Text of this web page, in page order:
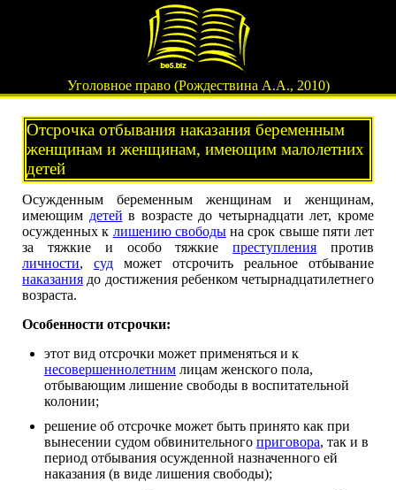
Уголовное право (Рождествина А.А., 2010)
Отсрочка отбывания наказания беременным
женщинам и женщинам, имеющим малолетних
детей
Осужденным беременным женщинам и женщинам,
имеющим детей в возрасте до четырнадцати лет, кроме
осужденных к лишению свободына срок свыше пяти лет
за тяжкие и особо тяжкиепреступления против
личности, суд может отсрочить реальное отбывание
наказания до достижения ребенком четырнадцатилетнего
возраста.
Особенности отсрочки:
этот вид отсрочки может применяться и к
несовершеннолетним лицам женского пола,
отбывающим лишение свободы в воспитательной
колонии;
решение об отсрочке может быть принято как при
вынесении судом обвинительного приговора, так и в
период отбывания осужденной назначенного ей
наказания (в виде лишения свободы);